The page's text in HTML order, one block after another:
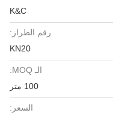
K&C
رقم الطراز:
KN20
الـ MOQ:
100 متر
السعر: